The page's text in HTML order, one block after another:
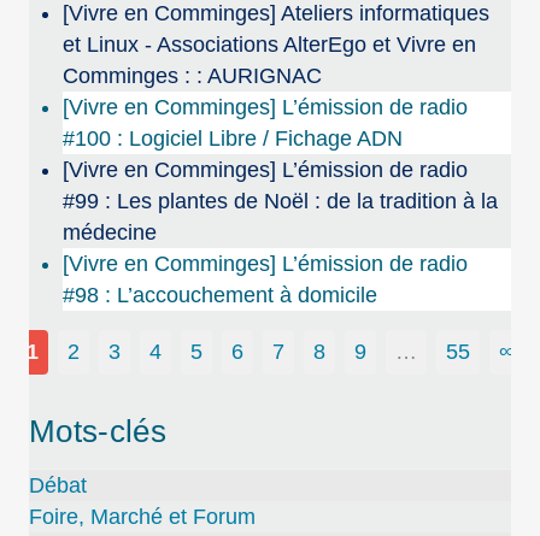
[Vivre en Comminges] Ateliers informatiques
et Linux - Associations AlterEgo et Vivre en
Comminges : : AURIGNAC
[Vivre en Comminges] L’émission de radio
#100 : Logiciel Libre / Fichage ADN
[Vivre en Comminges] L’émission de radio
#99 : Les plantes de Noël : de la tradition à la
médecine
[Vivre en Comminges] L’émission de radio
#98 : L’accouchement à domicile
1 2 3 4 5 6 7 8 9 … 55 ∞
Mots-clés
Débat
Foire, Marché et Forum